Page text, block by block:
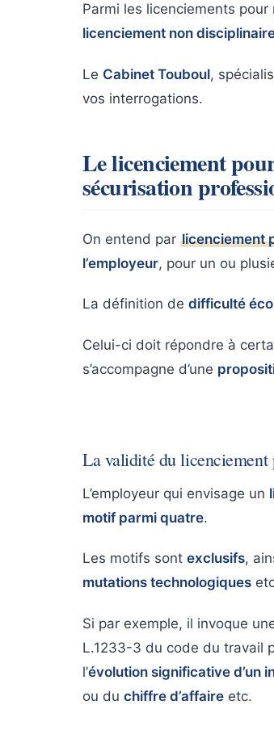
Parmi les licenciements
licenciement non
Le Cabinet Touboul,
vos interrogations.
Le licenciement
sécurisation
On entend par licenciement
l’employeur, pour un ou
La définition de difficulté
Celui-ci doit répondre à
s’accompagne d’une
La validité du
L’employeur qui envisage un
motif parmi quatre.
Les motifs sont exclusifs,
mutations technologiques
Si par exemple, il invoque
L.1233-3 du code du travail
l’évolution significative d’un
ou du chiffre d’affaire etc.